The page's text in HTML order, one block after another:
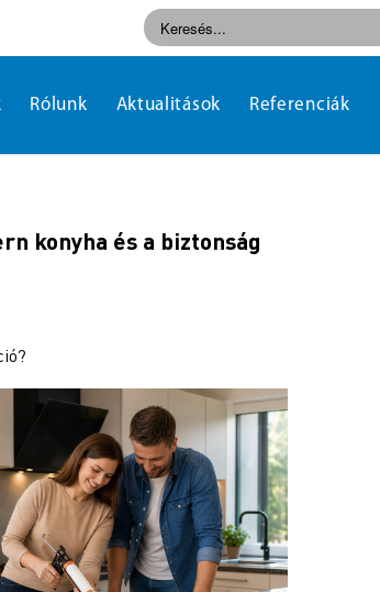
Rólunk Aktualitások Referenciák
konyha és a biztonság